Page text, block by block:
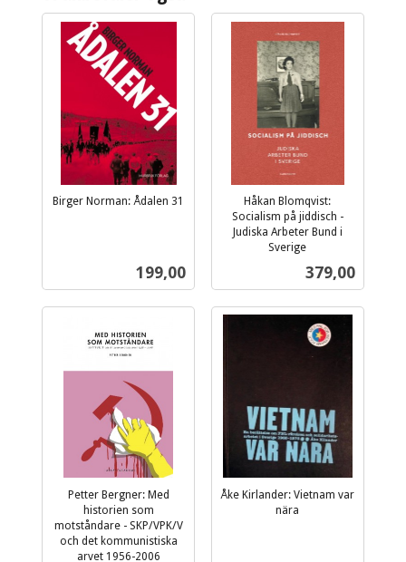
Birger Norman: Ådalen 31
Pris
199,00
Håkan Blomqvist:
Socialism på jiddisch -
Judiska Arbeter Bund i
Sverige
Pris
379,00
Petter Bergner: Med
historien som
motståndare - SKP/VPK/V
och det kommunistiska
arvet 1956-2006
Åke Kirlander: Vietnam var
nära